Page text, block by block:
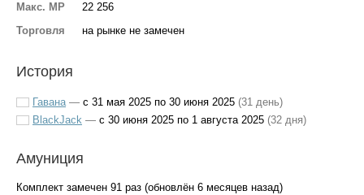
Макс. MP
22 256
Торговля
на рынке не замечен
История
Гавана — с 31 мая 2025 по 30 июня 2025 (31 день)
BlackJack — с 30 июня 2025 по 1 августа 2025 (32 дня)
Амуниция
Комплект замечен 91 раз (обновлён 6 месяцев назад)